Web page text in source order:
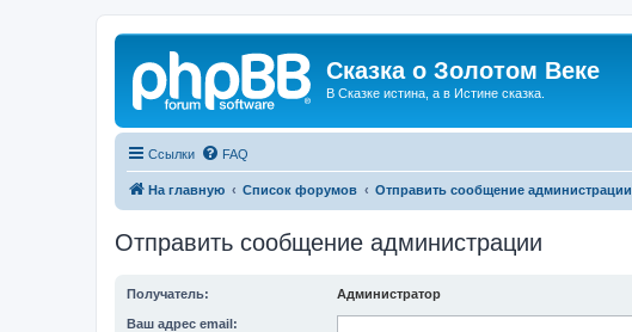
Сказка о Золотом Веке
В Сказке истина, а в Истине сказка.
Ссылки FAQ
На главную Список форумов Отправить сообщение администрации
Отправить сообщение администрации
Получатель: Администратор
Ваш адрес email: